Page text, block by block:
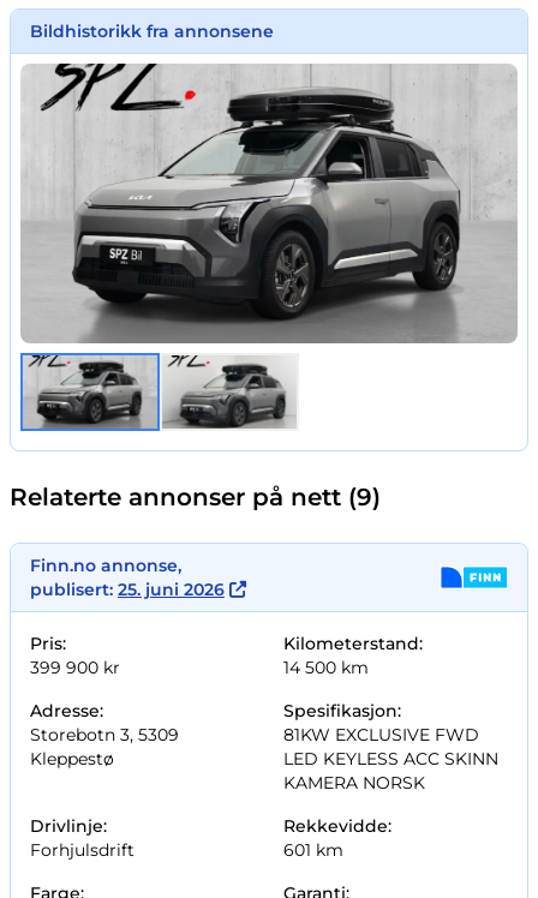
Bildhistorikk fra annonsene
Relaterte annonser på nett (9)
Finn.no annonse,
publisert: 25. juni 2026
Pris:
399 900 kr
Kilometerstand:
14 500 km
Adresse:
Storebotn 3, 5309
Kleppestø
Spesifikasjon:
81KW EXCLUSIVE FWD
LED KEYLESS ACC SKINN
KAMERA NORSK
Drivlinje:
Forhjulsdrift
Rekkevidde:
601 km
Farge:
Garanti: